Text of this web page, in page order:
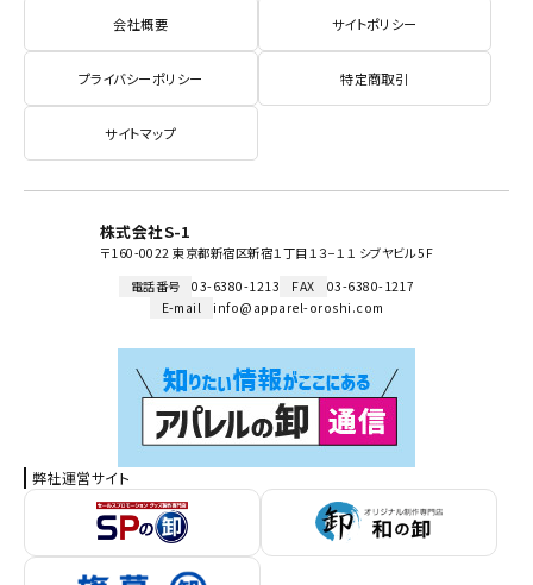
会社概要 サイトポリシー
プライバシーポリシー 特定商取引
サイトマップ
株式会社S-1
〒160-0022 東京都新宿区新宿１丁目１３−１１ シブヤビル 5F
電話番号
03-6380-1213 FAX
03-6380-1217
E-mail
info@apparel-oroshi.com
弊社運営サイト